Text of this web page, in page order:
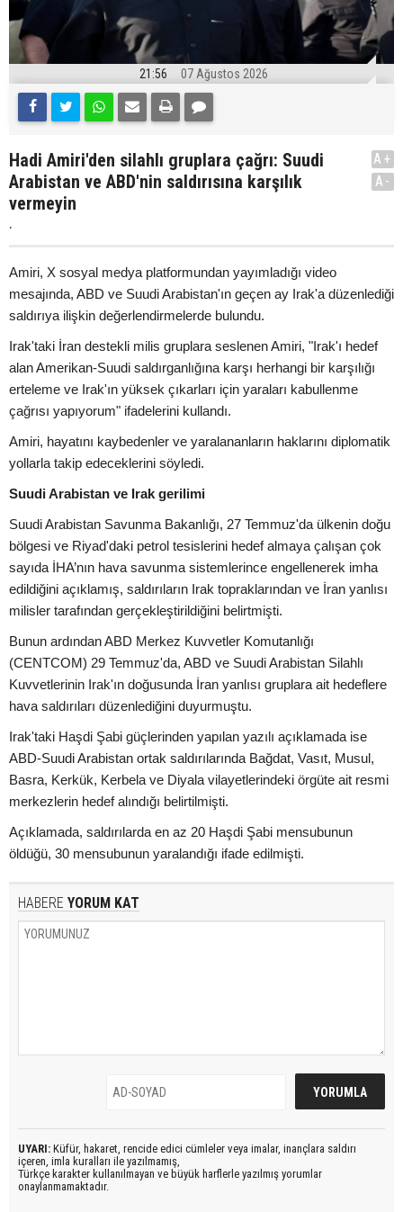
21:56 07 Ağustos 2026
Hadi Amiri'den silahlı gruplara çağrı: Suudi
Arabistan ve ABD'nin saldırısına karşılık
vermeyin
.
A+
A-
Amiri, X sosyal medya platformundan yayımladığı video
mesajında, ABD ve Suudi Arabistan'ın geçen ay Irak'a düzenlediği
saldırıya ilişkin değerlendirmelerde bulundu.
Irak'taki İran destekli milis gruplara seslenen Amiri, "Irak'ı hedef
alan Amerikan-Suudi saldırganlığına karşı herhangi bir karşılığı
erteleme ve Irak'ın yüksek çıkarları için yaraları kabullenme
çağrısı yapıyorum" ifadelerini kullandı.
Amiri, hayatını kaybedenler ve yaralananların haklarını diplomatik
yollarla takip edeceklerini söyledi.
Suudi Arabistan ve Irak gerilimi
Suudi Arabistan Savunma Bakanlığı, 27 Temmuz'da ülkenin doğu
bölgesi ve Riyad'daki petrol tesislerini hedef almaya çalışan çok
sayıda İHA’nın hava savunma sistemlerince engellenerek imha
edildiğini açıklamış, saldırıların Irak topraklarından ve İran yanlısı
milisler tarafından gerçekleştirildiğini belirtmişti.
Bunun ardından ABD Merkez Kuvvetler Komutanlığı
(CENTCOM) 29 Temmuz'da, ABD ve Suudi Arabistan Silahlı
Kuvvetlerinin Irak'ın doğusunda İran yanlısı gruplara ait hedeflere
hava saldırıları düzenlediğini duyurmuştu.
Irak'taki Haşdi Şabi güçlerinden yapılan yazılı açıklamada ise
ABD-Suudi Arabistan ortak saldırılarında Bağdat, Vasıt, Musul,
Basra, Kerkük, Kerbela ve Diyala vilayetlerindeki örgüte ait resmi
merkezlerin hedef alındığı belirtilmişti.
Açıklamada, saldırılarda en az 20 Haşdi Şabi mensubunun
öldüğü, 30 mensubunun yaralandığı ifade edilmişti.
HABERE YORUM KAT
UYARI: Küfür, hakaret, rencide edici cümleler veya imalar, inançlara saldırı
içeren, imla kuralları ile yazılmamış,
Türkçe karakter kullanılmayan ve büyük harflerle yazılmış yorumlar
onaylanmamaktadır.